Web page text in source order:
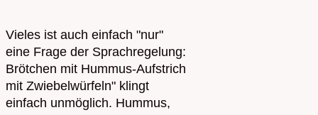
Vieles ist auch einfach "nur"
eine Frage der Sprachregelung:
Brötchen mit Hummus-Aufstrich
mit Zwiebelwürfeln" klingt
einfach unmöglich. Hummus,